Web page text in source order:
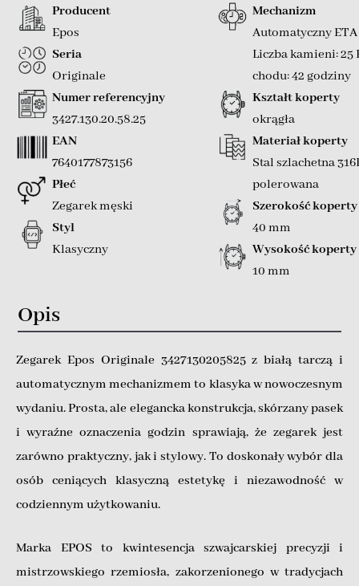
Producent
Epos
Seria
Originale
Numer referencyjny
3427.130.20.58.25
EAN
7640177873156
Płeć
Zegarek męski
Styl
Klasyczny
Mechanizm
Automatyczny
Liczba kamieni: 25
chodu: 42 godziny
Kształt koperty
okrągła
Materiał koperty
Stal szlachetna
polerowana
Szerokość koperty
40 mm
Wysokość koperty
10 mm
Opis
Zegarek Epos Originale 3427130205825 z białą tarczą i
automatycznym mechanizmem to klasyka w nowoczesnym
wydaniu. Prosta, ale elegancka konstrukcja, skórzany pasek
i wyraźne oznaczenia godzin sprawiają, że zegarek jest
zarówno praktyczny, jak i stylowy. To doskonały wybór dla
osób ceniących klasyczną estetykę i niezawodność w
codziennym użytkowaniu.
Marka EPOS to kwintesencja szwajcarskiej precyzji i
mistrzowskiego rzemiosła, zakorzenionego w tradycjach